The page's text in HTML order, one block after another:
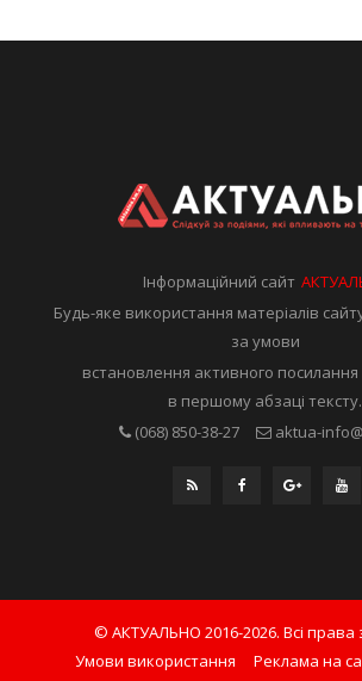
Інформаційний сайт
Будь-яке використання матеріалів
за умови
встановлення активного
в першому абзаці тексту.
(068) 850-38-27
aktua-
© АКТУАЛЬНО 2016-2026. Всі
Умови використання
Реклама на